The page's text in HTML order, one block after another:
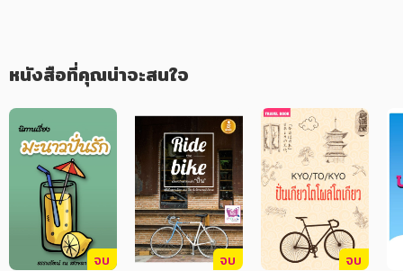
หนังสือที่คุณน่าจะสนใจ
จบ
จบ
จบ